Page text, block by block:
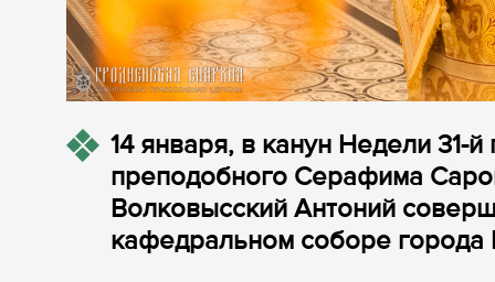
14 января, в канун Недели 31-
преподобного Серафима
Волковысский Антоний
кафедральном соборе города